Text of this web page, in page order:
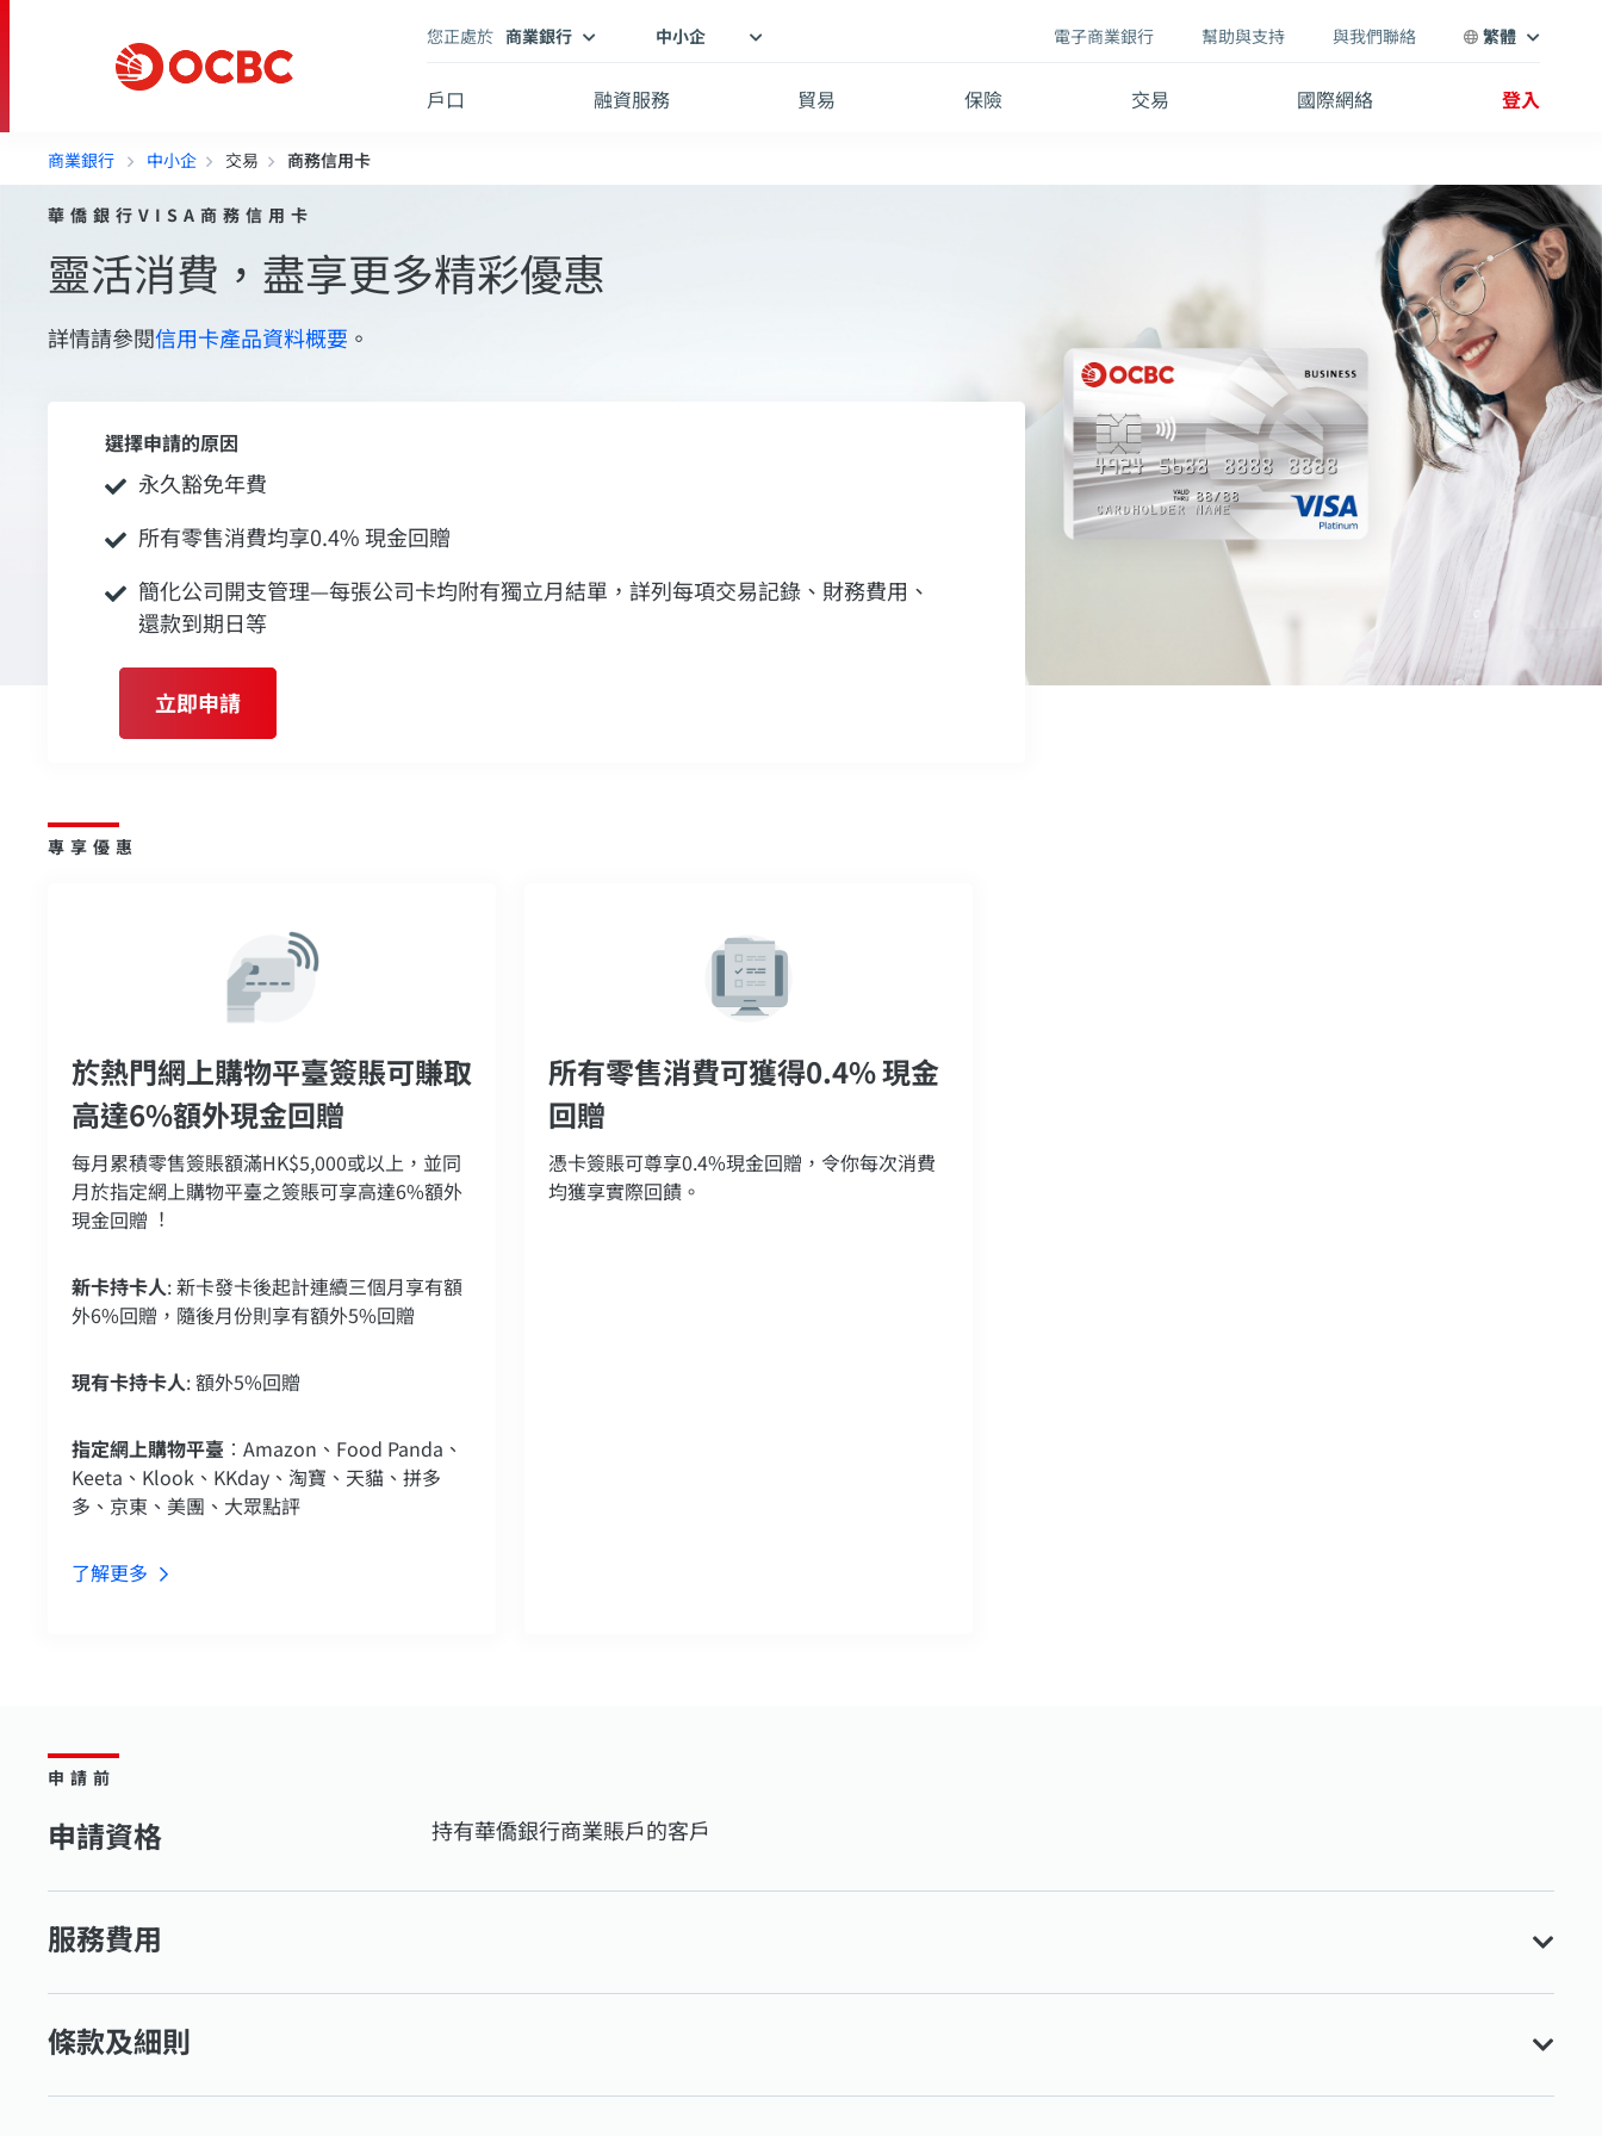
戶口 融資服務 貿易 保險 交易 國際網絡 登入
您正處於 商業銀行 中小企 電子商業銀行 幫助與支持 與我們聯絡 繁體
商業銀行 中小企 交易 商務信用卡
華僑銀行VISA商務信用卡
靈活消費，盡享更多精彩優惠
詳情請參閱信用卡產品資料概要 。
選擇申請的原因
永久豁免年費
所有零售消費均享0.4% 現金回贈
簡化公司開支管理—每張公司卡均附有獨立月結單，詳列每項交易記錄、財務費用、
還款到期日等
立即申請
專享優惠
於熱門網上購物平臺簽賬可賺取
高達6%額外現金回贈
每月累積零售簽賬額滿HK$5,000或以上，並同
月於指定網上購物平臺之簽賬可享高達6%額外
現金回贈︕
新卡持卡人: 新卡發卡後起計連續三個月享有額
外6%回贈，隨後月份則享有額外5%回贈
現有卡持卡人: 額外5%回贈
指定網上購物平臺 ︰Amazon、Food Panda、
Keeta、Klook、KKday、淘寶、天貓、拼多
多、京東、美團、大眾點評
了解更多
所有零售消費可獲得0.4% 現金
回贈
憑卡簽賬可尊享0.4%現金回贈，令你每次消費
均獲享實際回饋。
申請前
申請資格 持有華僑銀行商業賬戶的客戶
服務費用
條款及細則